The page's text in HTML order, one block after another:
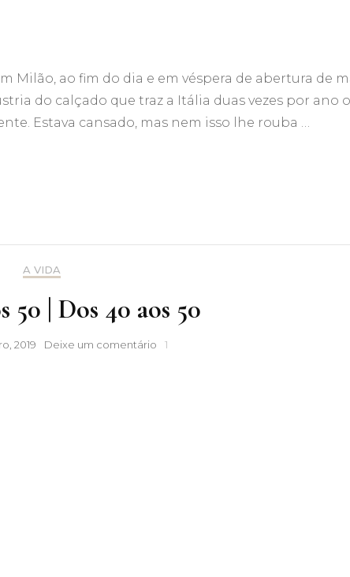
Milão, ao fim do dia e em véspera de abertura de
do calçado que traz a Itália duas vezes por ano
Estava cansado, mas nem isso lhe rouba …
A VIDA
50 | Dos 40 aos 50
2019 Deixe um comentárioCheguei
1